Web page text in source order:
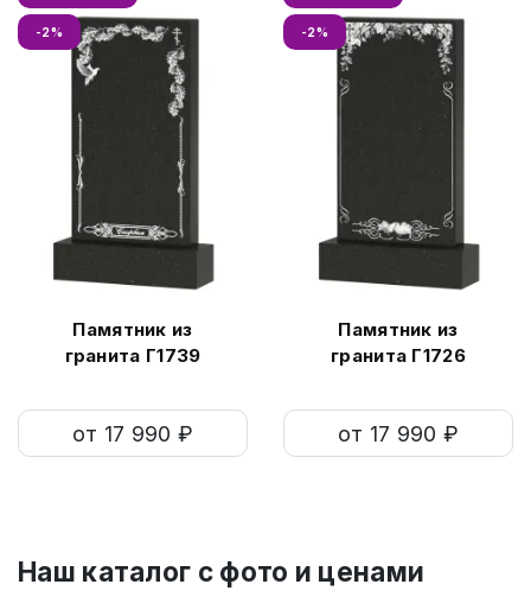
-2%
Памятник из
гранита Г1739
от 17 990 ₽
-2%
Памятник из
гранита Г1726
от 17 990 ₽
Наш каталог c фото и ценами